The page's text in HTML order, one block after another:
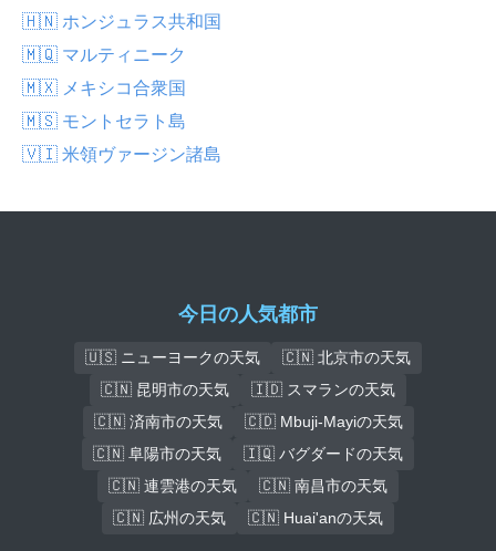
🇭🇳 ホンジュラス共和国
🇲🇶 マルティニーク
🇲🇽 メキシコ合衆国
🇲🇸 モントセラト島
🇻🇮 米領ヴァージン諸島
今日の人気都市
🇺🇸 ニューヨークの天気
🇨🇳 北京市の天気
🇨🇳 昆明市の天気
🇮🇩 スマランの天気
🇨🇳 済南市の天気
🇨🇩 Mbuji-Mayiの天気
🇨🇳 阜陽市の天気
🇮🇶 バグダードの天気
🇨🇳 連雲港の天気
🇨🇳 南昌市の天気
🇨🇳 広州の天気
🇨🇳 Huai'anの天気